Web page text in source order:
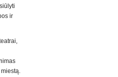
ir